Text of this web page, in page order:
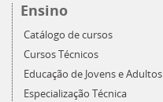
Ensino
Catálogo de cursos
Cursos Técnicos
Educação de Jovens e Adultos
Especialização Técnica